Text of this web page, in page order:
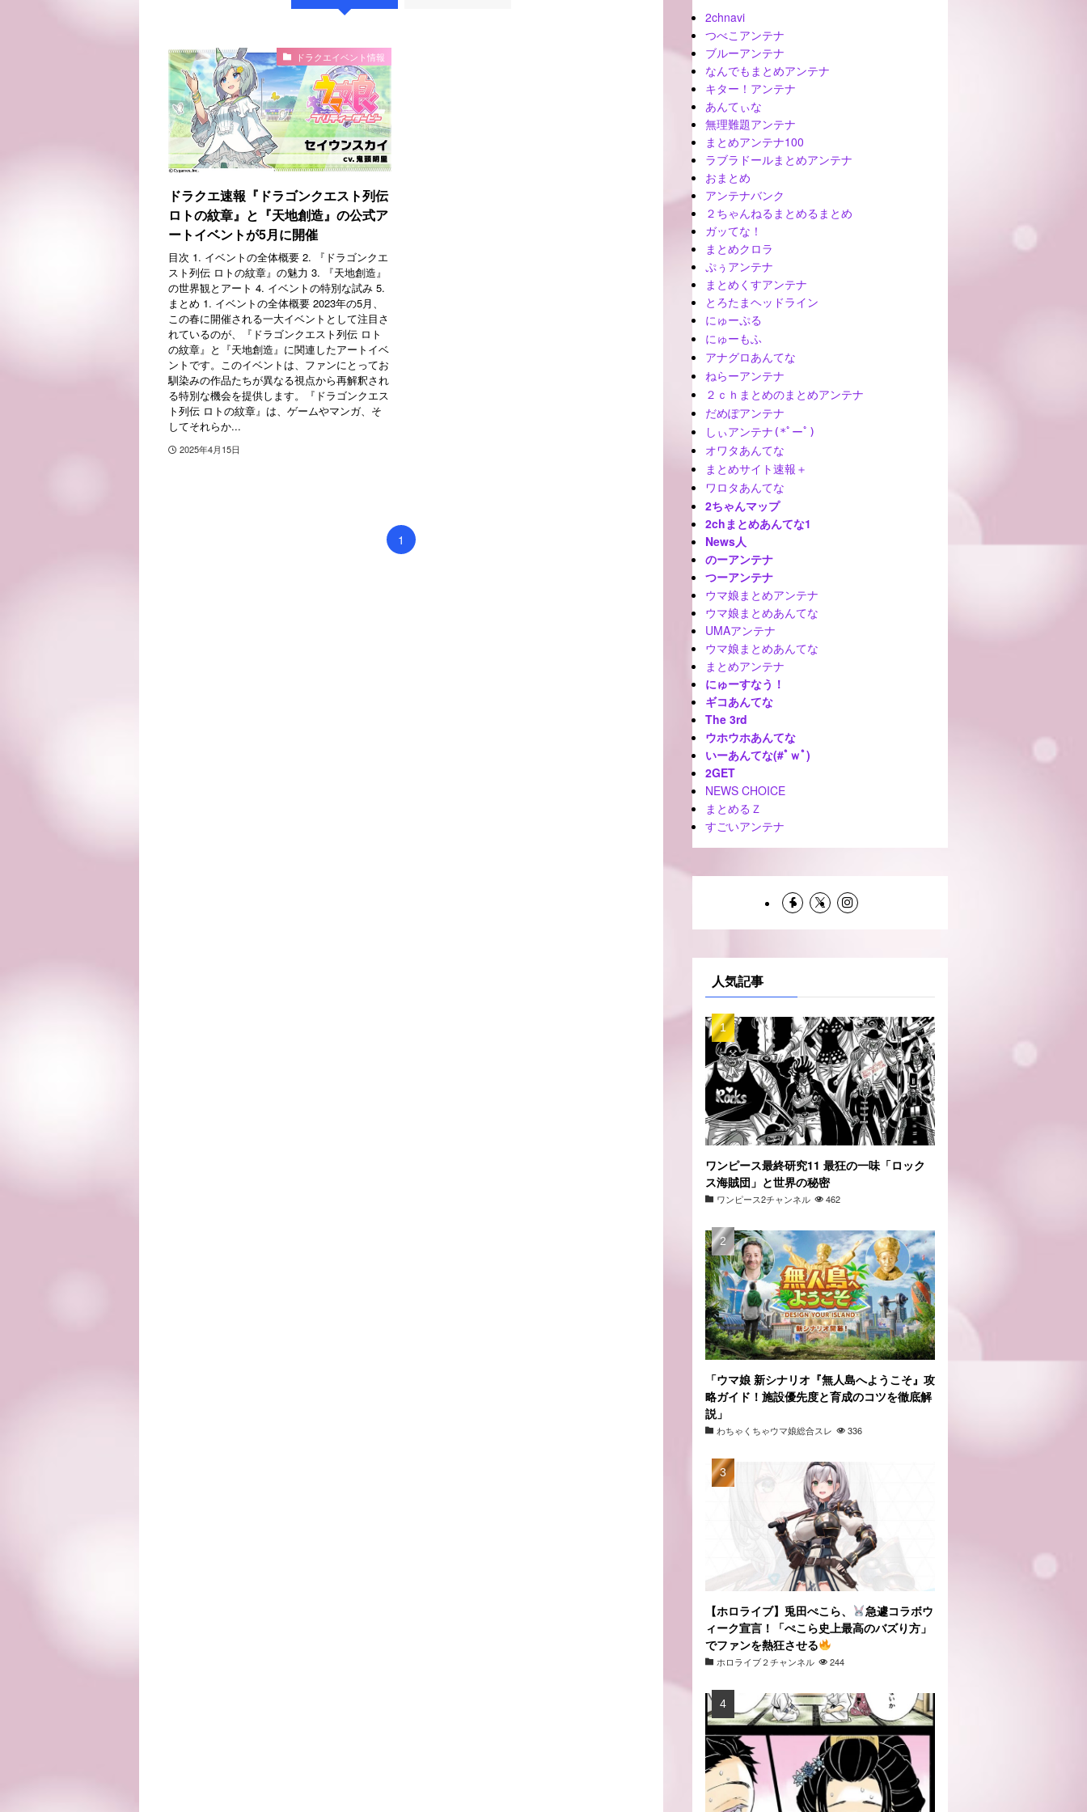
ドラクエイベント情報
ドラクエ速報『ドラゴンクエスト列伝
ロトの紋章』と『天地創造』の公式ア
ートイベントが5月に開催
目次 1. イベントの全体概要 2. 『ドラゴンクエ
スト列伝 ロトの紋章』の魅力 3. 『天地創造』
の世界観とアート 4. イベントの特別な試み 5.
まとめ 1. イベントの全体概要 2023年の5月、
この春に開催される一大イベントとして注目さ
れているのが、『ドラゴンクエスト列伝 ロト
の紋章』と『天地創造』に関連したアートイベ
ントです。このイベントは、ファンにとってお
馴染みの作品たちが異なる視点から再解釈され
る特別な機会を提供します。『ドラゴンクエス
ト列伝 ロトの紋章』は、ゲームやマンガ、そ
してそれらか...
2025年4月15日
1
2chnavi
つべこアンテナ
ブルーアンテナ
なんでもまとめアンテナ
キター！アンテナ
あんてぃな
無理難題アンテナ
ま とめアンテナ100
ラブラドールまとめアンテナ
おまとめ
アンテナバンク
２ちゃんねるまとめるまとめ
ガッてな！
まとめクロラ
ぷぅアンテナ
まとめくすアンテナ
とろたまヘッドライン
にゅーぷる
にゅーもふ
アナグロあんてな
ねらーアンテナ
２ｃｈまとめのまとめアンテナ
だめぽアンテナ
しぃアンテナ(*ﾟーﾟ)
オワタあんてな
まとめサイト速報＋
ワロタあんてな
2ちゃんマップ
2chまとめあんてな1
News人
のーアンテナ
つーアンテナ
ウマ娘まとめアンテナ
ウマ娘まとめあんてな
UMAアンテナ
ウマ娘まとめあんてな
まとめアンテナ
にゅーすなう！
ギコあんてな
The 3rd
ウホウホあんてな
いーあんてな(#ﾟｗﾟ)
2GET
NEWS CHOICE
まとめるＺ
すごいアンテナ
人気記事
ワンピース最終研究11 最狂の一味「ロック
ス海賊団」と世界の秘密
ワンピース2チャンネル 462
「ウマ娘 新シナリオ『無人島へようこそ』攻
略ガイド！施設優先度と育成のコツを徹底解
説」
わちゃくちゃウマ娘総合スレ 336
【ホロライブ】兎田ぺこら、
急遽コラボウ
ィーク宣言！「ぺこら史上最高のバズり方」
でファンを熱狂させる
ホロライブ２チャンネル 244